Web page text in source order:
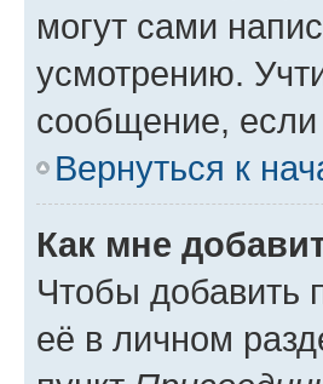
могут сами
усмотрению.
сообщение, если
Вернуться к
Как мне
Чтобы добавить
её в личном